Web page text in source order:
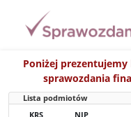
Poniżej
sprawozdania
Lista podmiotów
KRS
NIP